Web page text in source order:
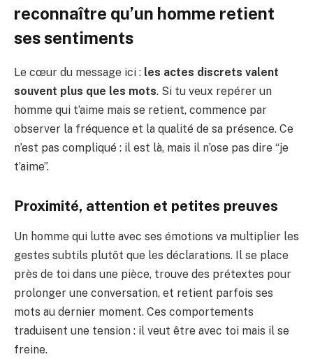
reconnaître qu’un homme retient
ses sentiments
Le cœur du message ici : les actes discrets valent
souvent plus que les mots. Si tu veux repérer un
homme qui t’aime mais se retient, commence par
observer la fréquence et la qualité de sa présence. Ce
n’est pas compliqué : il est là, mais il n’ose pas dire “je
t’aime”.
Proximité, attention et petites preuves
Un homme qui lutte avec ses émotions va multiplier les
gestes subtils plutôt que les déclarations. Il se place
près de toi dans une pièce, trouve des prétextes pour
prolonger une conversation, et retient parfois ses
mots au dernier moment. Ces comportements
traduisent une tension : il veut être avec toi mais il se
freine.